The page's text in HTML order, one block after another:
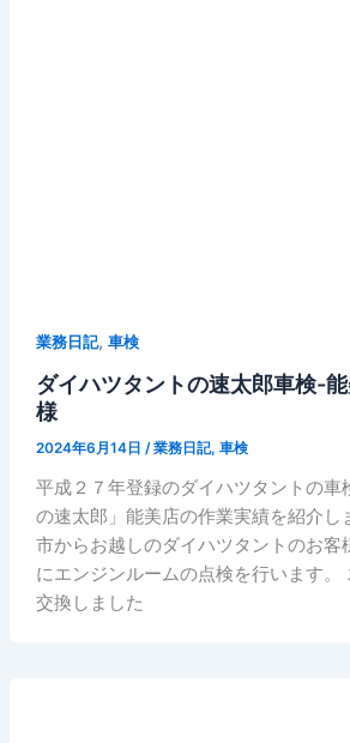
業務日記, 車検
ダイハツタントの速太郎車検-
様
2024年6月14日 /業務日記, 車検
平成２７年登録のダイハツタントの車
の速太郎」能美店の作業実績を紹介し
市からお越しのダイハツタントのお客
にエンジンルームの点検を行います。
交換しました